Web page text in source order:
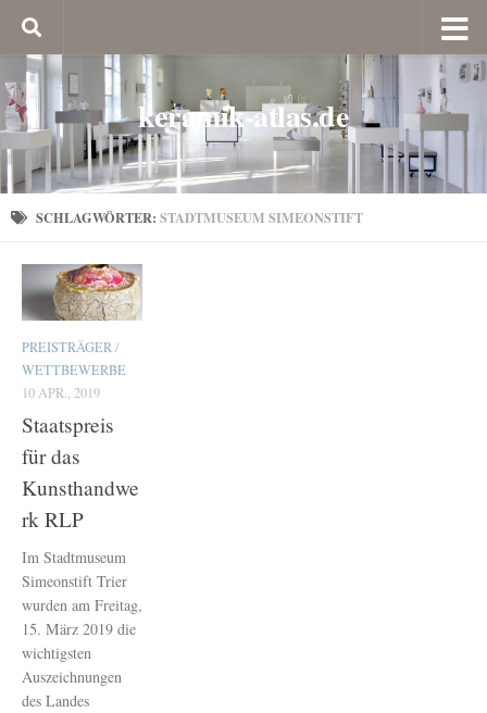
keramik-atlas.de
SCHLAGWÖRTER: STADTMUSEUM SIMEONSTIFT
PREISTRÄGER/
WETTBEWERBE
10 APR., 2019
Staatspreis
für das
Kunsthandwe
rk RLP
Im Stadtmuseum
Simeonstift Trier
wurden am Freitag,
15. März 2019 die
wichtigsten
Auszeichnungen
des Landes